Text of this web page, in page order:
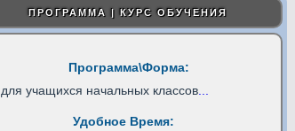
ПРОГРАММА | КУРС ОБУЧЕНИЯ
Программа\Форма:
для учащихся начальных классов...
Удобное Время: